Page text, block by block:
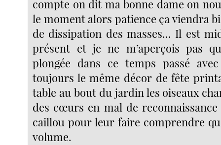
compte on dit ma bonne dame on
le moment alors patience ça viendra
de dissipation des masses... Il est
présent et je ne m’aperçois pas
plongée dans ce temps passé
toujours le même décor de fête
table au bout du jardin les oiseaux
des cœurs en mal de
caillou pour leur faire comprendre
volume.